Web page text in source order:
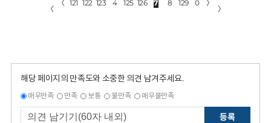
〈
〈 121 122 123
4
125 126
7
8
129
0
〉
〉
해당 페이지의 만족도와 소중한 의견 남겨주세요.
매우만족 만족 보통 불만족 매우불만족
등록